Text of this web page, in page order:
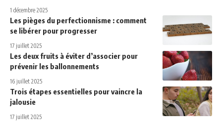
1 décembre 2025
Les pièges du perfectionnisme : comment
se libérer pour progresser
17 juillet 2025
Les deux fruits à éviter d’associer pour
prévenir les ballonnements
16 juillet 2025
Trois étapes essentielles pour vaincre la
jalousie
17 juillet 2025